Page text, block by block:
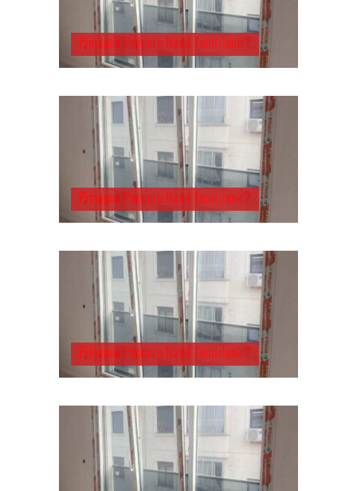
Pimapen Pencere Nasıl Temizlenir?
Pimapen Pencere Nasıl Temizlenir?
Pimapen Pencere Nasıl Temizlenir?